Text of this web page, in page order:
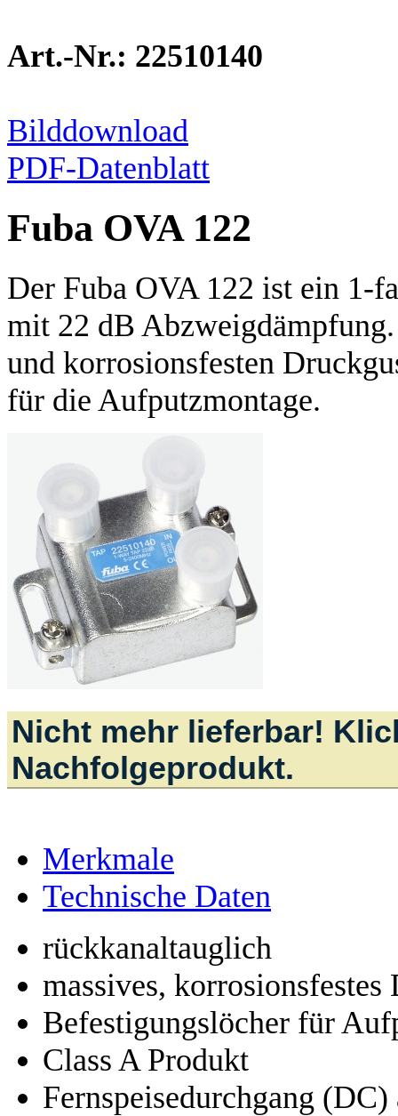
Art.-Nr.: 22510140
Bilddownload
PDF-Datenblatt
Fuba OVA 122
Der Fuba OVA 122 ist ein 1-
mit 22 dB
und korrosionsfesten
für die Aufputzmontage.
Nicht mehr lieferbar!
Nachfolgeprodukt.
Merkmale
Technische Daten
rückkanaltauglich
massives, korrosionsfestes
Befestigungslöcher für
Class A Produkt
Fernspeisedurchgang